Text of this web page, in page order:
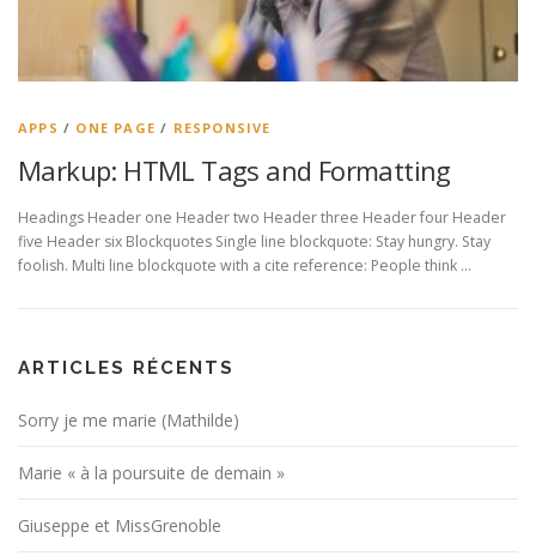
APPS / ONE PAGE / RESPONSIVE
Markup: HTML Tags and Formatting
Headings Header one Header two Header three Header four Header
five Header six Blockquotes Single line blockquote: Stay hungry. Stay
foolish. Multi line blockquote with a cite reference: People think …
ARTICLES RÉCENTS
Sorry je me marie (Mathilde)
Marie « à la poursuite de demain »
Giuseppe et MissGrenoble